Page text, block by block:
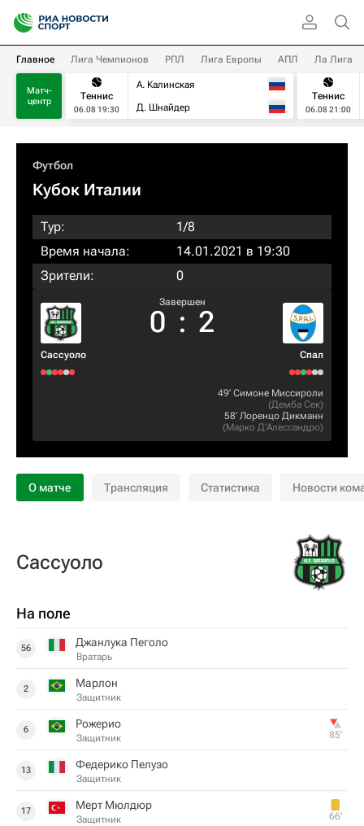
Главное Лига Чемпионов РПЛ Лига Европы АПЛ Ла Лига
Матч-
центр
Теннис
06.08 19:30
А. Калинская
Д. Шнайдер
Теннис
06.08 21:00
Футбол
Кубок Италии
Тур:
1/8
Время начала:
14.01.2021 в 19:30
Зрители:
0
Сассуоло
Завершен
0 : 2
Спал
49‎’‎ Симоне Миссироли
(Демба Сек)
58‎’‎ Лоренцо Дикманн
(Марко Д’Алессандро)
О матче Трансляция Статистика Новости
Сассуоло
На поле
56 Джанлука Пеголо
Вратарь
2 Марлон
Защитник
6 Рожерио
Защитник 85‎’‎
13 Федерико Пелузо
Защитник
17 Мерт Мюлдюр
Защитник 66‎’‎